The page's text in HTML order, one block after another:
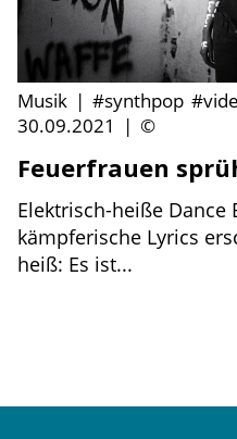
Musik | #synthpop
30.09.2021
| ©
Feuerfrauen
Elektrisch-heiße Dance
kämpferische Lyrics
heiß: Es ist...